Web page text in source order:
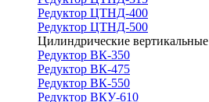
Редуктор ЦТНД-400
Редуктор ЦТНД-500
Цилиндрические вертикальные
Редуктор ВК-350
Редуктор ВК-475
Редуктор ВК-550
Редуктор ВКУ-610